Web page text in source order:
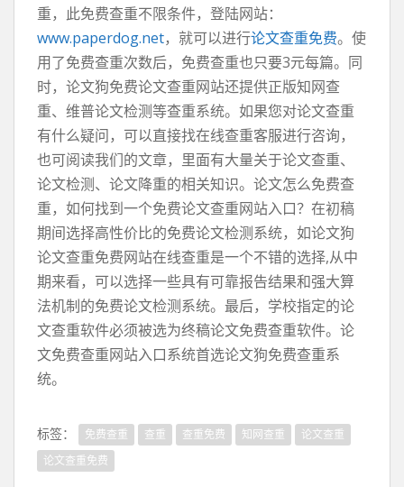
重，此免费查重不限条件，登陆网站：
www.paperdog.net，就可以进行论文查重免费。使
用了免费查重次数后，免费查重也只要3元每篇。同
时，论文狗免费论文查重网站还提供正版知网查
重、维普论文检测等查重系统。如果您对论文查重
有什么疑问，可以直接找在线查重客服进行咨询，
也可阅读我们的文章，里面有大量关于论文查重、
论文检测、论文降重的相关知识。论文怎么免费查
重，如何找到一个免费论文查重网站入口？在初稿
期间选择高性价比的免费论文检测系统，如论文狗
论文查重免费网站在线查重是一个不错的选择,从中
期来看，可以选择一些具有可靠报告结果和强大算
法机制的免费论文检测系统。最后，学校指定的论
文查重软件必须被选为终稿论文免费查重软件。论
文免费查重网站入口系统首选论文狗免费查重系
统。
标签： 免费查重 查重 查重免费 知网查重
论文查重
论文查重免费